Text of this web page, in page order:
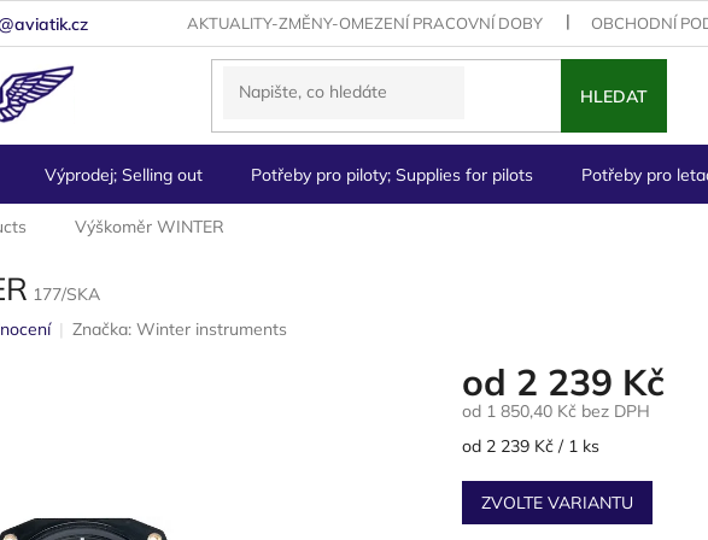
AKTUALITY-ZMĚNY-OMEZENÍ PRACOVNÍ DOBY OBCHODNÍ
HLEDAT
Výprodej; Selling out Potřeby pro piloty; Supplies for pilots Potřeby pro
Výškoměr WINTER
177/SKA
Značka: Winter instruments
od 2 239 Kč
od 1 850,40 Kč bez DPH
Měrná
od 2 239 Kč / 1 ks
ZVOLTE VARIANTU